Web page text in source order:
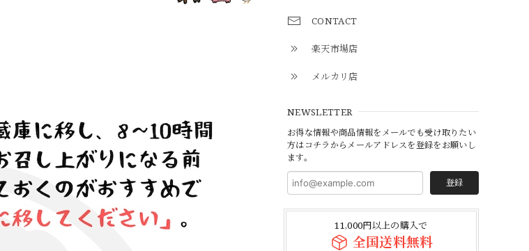
CONTACT
楽天市場店
メルカリ店
NEWSLETTER
お得な情報や商品情報をメールでも受け取りたい
方はコチラからメールアドレスを登録をお願いし
ます。
登録
11,000円以上の購入で
全国送料無料